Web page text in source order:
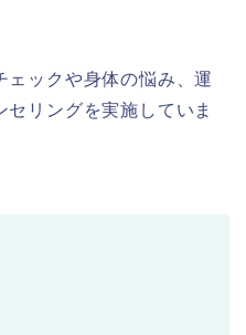
ェックや身体の悩み、運
リングを実施していま